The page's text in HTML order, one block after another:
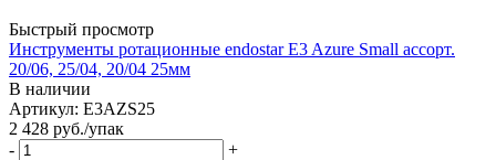
Быстрый просмотр
Инструменты ротационные endostar E3 Azure Small ассорт.
20/06, 25/04, 20/04 25мм
В наличии
Артикул: E3AZS25
2 428 руб./упак
-
+